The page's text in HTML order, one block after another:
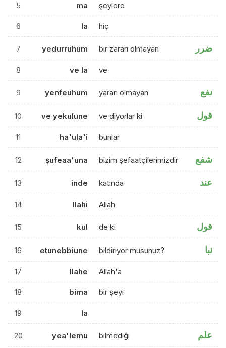
5 ma şeylere
6 la hiç
7 yedurruhum bir zararı olmayan ضرر
8 ve la ve
9 yenfeuhum yararı olmayan نفع
10 ve yekulune ve diyorlar ki قول
11 ha'ula'i bunlar
12 şufeaa'una bizim şefaatçilerimizdir شفع
13 inde katında عند
14 llahi Allah
15 kul de ki قول
16 etunebbiune bildiriyor musunuz? نبا
17 llahe Allah'a
18 bima bir şeyi
19 la
20 yea'lemu bilmediği علم